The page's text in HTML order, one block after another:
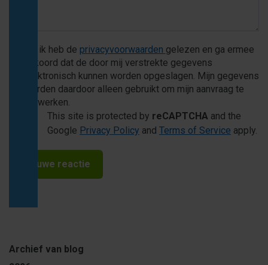
Ja, ik heb de privacyvoorwaarden gelezen en ga ermee
akkoord dat de door mij verstrekte gegevens
elektronisch kunnen worden opgeslagen. Mijn gegevens
worden daardoor alleen gebruikt om mijn aanvraag te
verwerken.
This site is protected by reCAPTCHA and the
Google Privacy Policy and Terms of Service apply.
Nieuwe reactie
Archief van blog